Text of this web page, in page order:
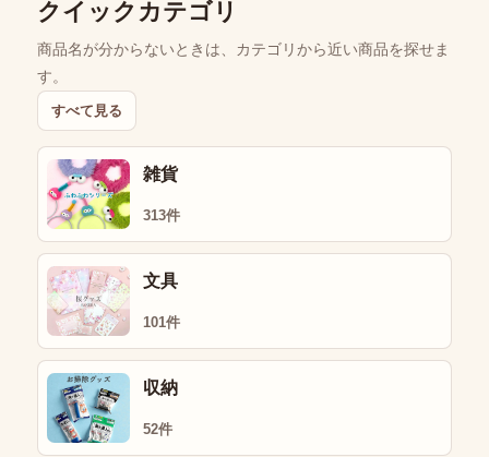
クイックカテゴリ
商品名が分からないときは、カテゴリから近い商品を探せま
す。
すべて見る
雑貨
313件
文具
101件
収納
52件